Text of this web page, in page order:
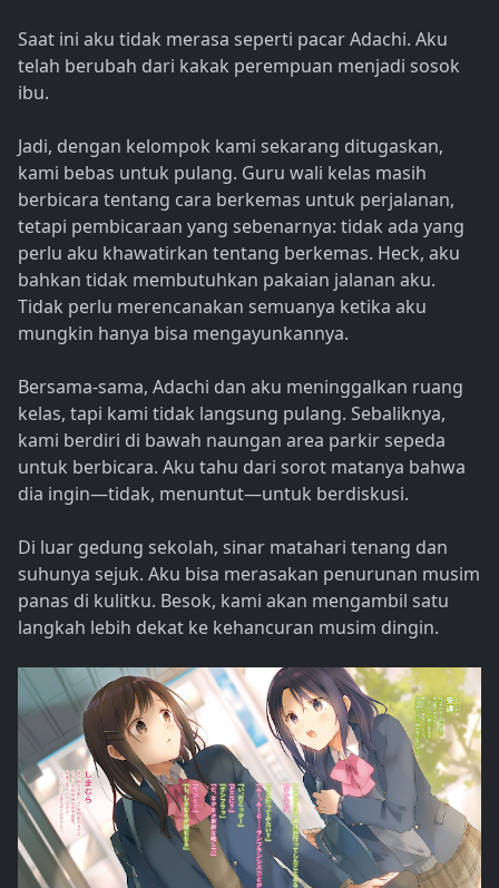
Saat ini aku tidak merasa seperti pacar Adachi. Aku
telah berubah dari kakak perempuan menjadi sosok
ibu.
Jadi, dengan kelompok kami sekarang ditugaskan,
kami bebas untuk pulang. Guru wali kelas masih
berbicara tentang cara berkemas untuk perjalanan,
tetapi pembicaraan yang sebenarnya: tidak ada yang
perlu aku khawatirkan tentang berkemas. Heck, aku
bahkan tidak membutuhkan pakaian jalanan aku.
Tidak perlu merencanakan semuanya ketika aku
mungkin hanya bisa mengayunkannya.
Bersama-sama, Adachi dan aku meninggalkan ruang
kelas, tapi kami tidak langsung pulang. Sebaliknya,
kami berdiri di bawah naungan area parkir sepeda
untuk berbicara. Aku tahu dari sorot matanya bahwa
dia ingin—tidak, menuntut—untuk berdiskusi.
Di luar gedung sekolah, sinar matahari tenang dan
suhunya sejuk. Aku bisa merasakan penurunan musim
panas di kulitku. Besok, kami akan mengambil satu
langkah lebih dekat ke kehancuran musim dingin.